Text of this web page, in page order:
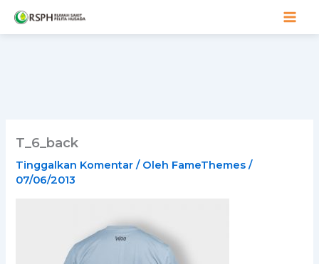
T_6_back
Tinggalkan Komentar / Oleh FameThemes/
07/06/2013